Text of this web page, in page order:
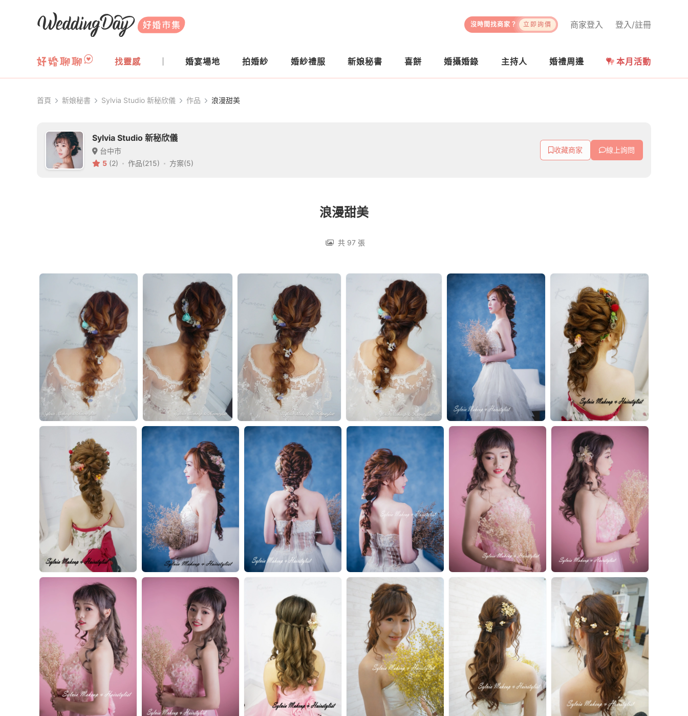
WeddingDay 好婚市集
登入/註冊
商家登入
沒時間找商家？ 立即詢價
找靈感 婚宴場地 拍婚紗 婚紗禮服 新娘秘書 喜餅 婚攝婚錄 主持人 婚禮周邊 本月活動
首頁 新娘秘書 Sylvia Studio 新秘欣儀 作品 浪漫甜美
Sylvia Studio 新秘欣儀
台中市
5 (2) 作品(215) 方案(5)
收藏商家 線上詢問
浪漫甜美
共 97 張